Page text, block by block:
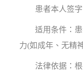
患者本人签字
适用条件：患
力(如成年、无精
法律依据：根